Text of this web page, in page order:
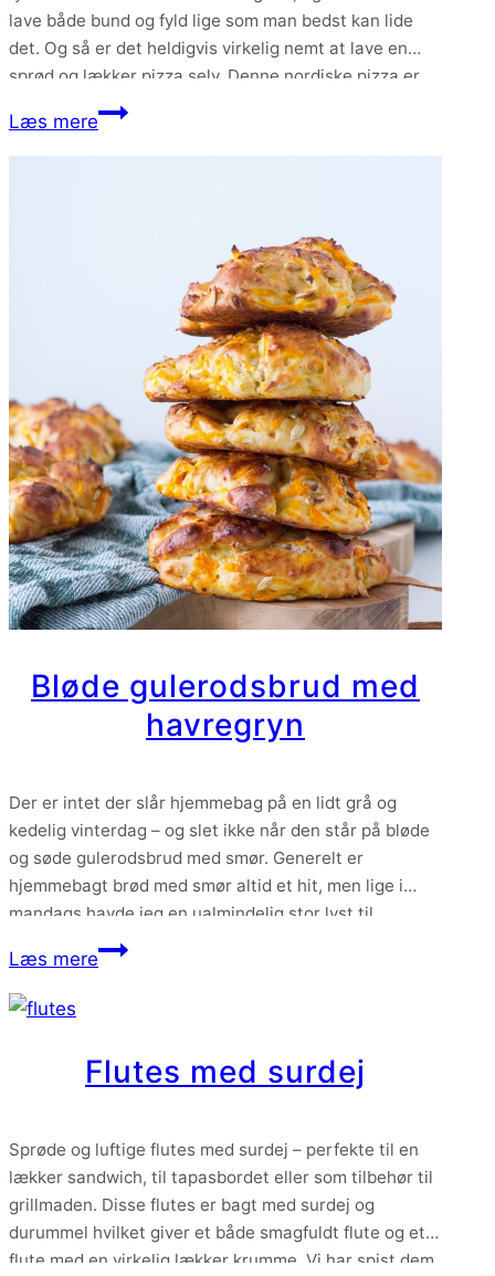
lave både bund og fyld lige som man bedst kan lide
det. Og så er det heldigvis virkelig nemt at lave en
sprød og lækker pizza selv. Denne nordiske pizza er
smurt med hvidløgsolie og…
Læs mereNordisk
Bløde gulerodsbrud med
havregryn
Der er intet der slår hjemmebag på en lidt grå og
kedelig vinterdag – og slet ikke når den står på bløde
og søde gulerodsbrud med smør. Generelt er
hjemmebagt brød med smør altid et hit, men lige i
mandags havde jeg en ualmindelig stor lyst til
gulerodsbrud, så der var ikke andet for end…
Læs mereBløde
Flutes med surdej
Sprøde og luftige flutes med surdej – perfekte til en
lækker sandwich, til tapasbordet eller som tilbehør til
grillmaden. Disse flutes er bagt med surdej og
durummel hvilket giver et både smagfuldt flute og et
flute med en virkelig lækker krumme. Vi har spist dem